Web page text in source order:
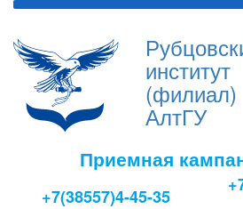
институт
(филиал)
АлтГУ
Приемная
+7(38557)4-45-35